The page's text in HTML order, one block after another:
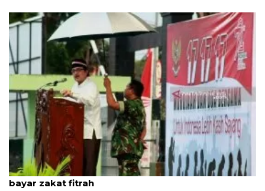
MUI: Korban bencana Sulteng di pengungsian wajib
bayar zakat fitrah